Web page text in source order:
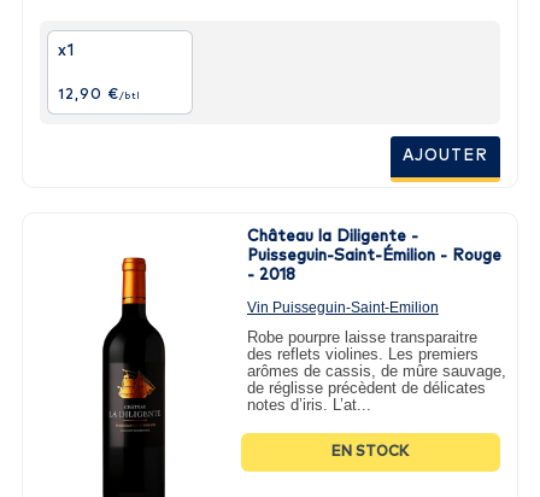
x1
12,90 €/btl
AJOUTER
Château la Diligente -
Puisseguin-Saint-Émilion - Rouge
- 2018
Vin Puisseguin-Saint-Emilion
2018 - 75cl
Robe pourpre laisse transparaitre
des reflets violines. Les premiers
arômes de cassis, de mûre sauvage,
de réglisse précèdent de délicates
notes d’iris. L’at...
EN STOCK